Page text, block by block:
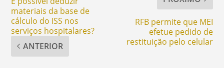
materiais da base de
cálculo do ISS nos
serviços hospitalares?
ANTERIOR
RFB permite que MEI
efetue pedido de
restituição pelo celular